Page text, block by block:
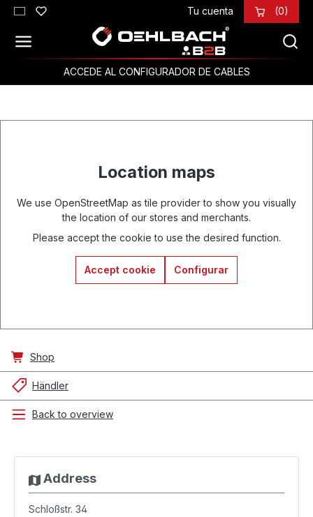
Saltar al contenido principal Tu cuenta (0)
ACCEDE AL CONFIGURADOR DE CABLES
Location maps
We use OpenStreetMap as tile provider to show you visually
the location of our stores and merchants.
Please accept the cookie to use the desired function.
Accept cookie Configurar
Shop
Händler
Back to overview
Address
Schloßstr. 34